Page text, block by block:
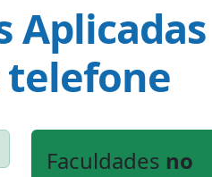
Aplicadas
telefone
Faculdades no